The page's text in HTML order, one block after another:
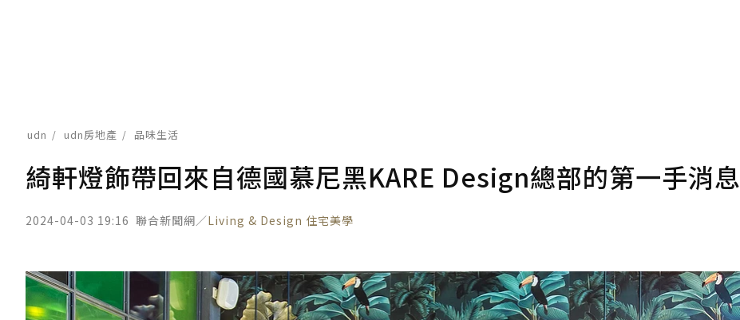
udn udn房地產 品味生活
綺軒燈飾帶回來自德國慕尼黑KARE Design總部的第一手消息
2024-04-03 19:16 聯合新聞網／Living & Design 住宅美學